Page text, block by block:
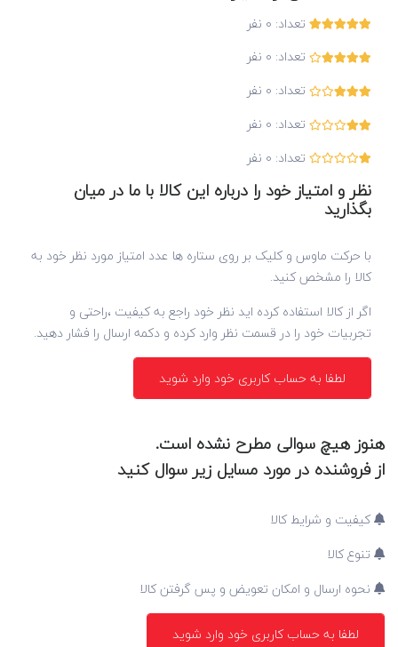
تعداد: 0 نفر
تعداد: 0 نفر
تعداد: 0 نفر
تعداد: 0 نفر
تعداد: 0 نفر
نظر و امتیاز خود را درباره این کالا با ما در میان
بگذارید
با حرکت ماوس و کلیک بر روی ستاره ها عدد امتیاز مورد نظر خود به
کالا را مشخص کنید.
اگر از کالا استفاده کرده اید نظر خود راجع به کیفیت ،راحتی و
تجربیات خود را در قسمت نظر وارد کرده و دکمه ارسال را فشار دهید.
لطفا به حساب کاربری خود وارد شوید
هنوز هیچ سوالی مطرح نشده است.
از فروشنده در مورد مسایل زیر سوال کنید
کیفیت و شرایط کالا
تنوع کالا
نحوه ارسال و امکان تعویض و پس گرفتن کالا
لطفا به حساب کاربری خود وارد شوید